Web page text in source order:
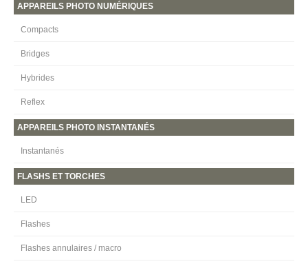
APPAREILS PHOTO NUMÉRIQUES
Compacts
Bridges
Hybrides
Reflex
APPAREILS PHOTO INSTANTANÉS
Instantanés
FLASHS ET TORCHES
LED
Flashes
Flashes annulaires / macro